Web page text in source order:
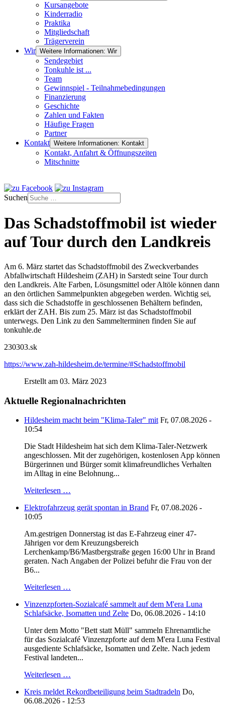
Kursangebote
Kinderradio
Praktika
Mitgliedschaft
Trägerverein
Wir Weitere Informationen: Wir
Sendegebiet
Tonkuhle ist ...
Team
Gewinnspiel - Teilnahmebedingungen
Finanzierung
Geschichte
Zahlen und Fakten
Häufige Fragen
Partner
Kontakt Weitere Informationen: Kontakt
Kontakt, Anfahrt & Öffnungszeiten
Mitschnitte
Suchen
Das Schadstoffmobil ist wieder
auf Tour durch den Landkreis
Am 6. März startet das Schadstoffmobil des Zweckverbandes
Abfallwirtschaft Hildesheim (ZAH) in Sarstedt seine Tour durch
den Landkreis. Alte Farben, Lösungsmittel oder Altöle können dann
an den örtlichen Sammelpunkten abgegeben werden. Wichtig sei,
dass sich die Schadstoffe in geschlossenen Behältern befinden,
erklärt der ZAH. Bis zum 25. März ist das Schadstoffmobil
unterwegs. Den Link zu den Sammelterminen finden Sie auf
tonkuhle.de
230303.sk
https://www.zah-hildesheim.de/termine/#Schadstoffmobil
Erstellt am 03. März 2023
Aktuelle Regionalnachrichten
Hildesheim macht beim "Klima-Taler" mit Fr, 07.08.2026 -
10:54
Die Stadt Hildesheim hat sich dem Klima-Taler-Netzwerk
angeschlossen. Mit der zugehörigen, kostenlosen App können
Bürgerinnen und Bürger somit klimafreundliches Verhalten
im Alltag in eine Belohnung...
Weiterlesen …
Elektrofahrzeug gerät spontan in Brand Fr, 07.08.2026 -
10:05
Am.gestrigen Donnerstag ist das E-Fahrzeug einer 47-
Jährigen vor dem Kreuzungsbereich
Lerchenkamp/B6/Mastbergstraße gegen 16:00 Uhr in Brand
geraten. Nach Angaben der Polizei befuhr die Frau von der
B6...
Weiterlesen …
Vinzenzpforten-Sozialcafé sammelt auf dem M'era Luna
Schlafsäcke, Isomatten und Zelte Do, 06.08.2026 - 14:10
Unter dem Motto "Bett statt Müll" sammeln Ehrenamtliche
für das Sozialcafé Vinzenzpforte auf dem M'era Luna Festival
ausgediente Schlafsäcke, Isomatten und Zelte. Nach jedem
Festival landeten...
Weiterlesen …
Kreis meldet Rekordbeteiligung beim Stadtradeln Do,
06.08.2026 - 12:53